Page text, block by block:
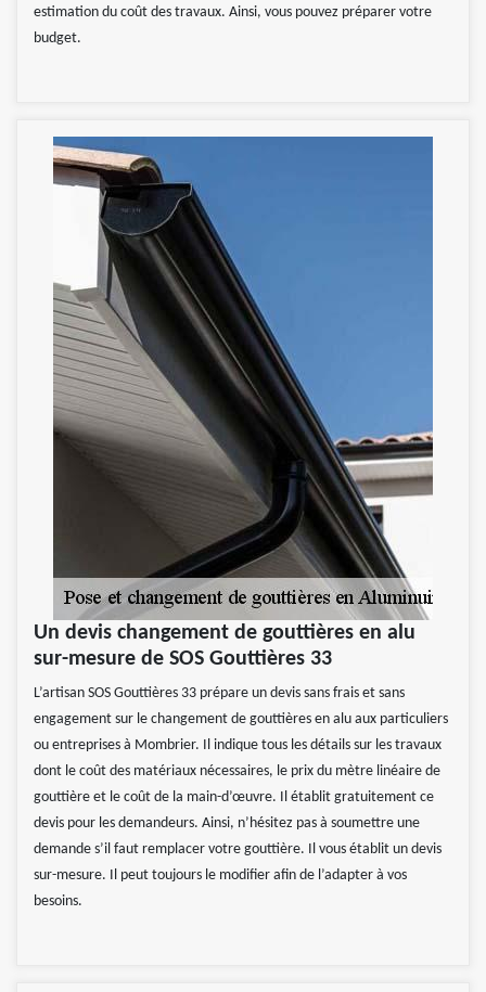
estimation du coût des travaux. Ainsi, vous pouvez préparer votre
budget.
Un devis changement de gouttières en alu
sur-mesure de SOS Gouttières 33
L’artisan SOS Gouttières 33 prépare un devis sans frais et sans
engagement sur le changement de gouttières en alu aux particuliers
ou entreprises à Mombrier. Il indique tous les détails sur les travaux
dont le coût des matériaux nécessaires, le prix du mètre linéaire de
gouttière et le coût de la main-d’œuvre. Il établit gratuitement ce
devis pour les demandeurs. Ainsi, n’hésitez pas à soumettre une
demande s’il faut remplacer votre gouttière. Il vous établit un devis
sur-mesure. Il peut toujours le modifier afin de l’adapter à vos
besoins.